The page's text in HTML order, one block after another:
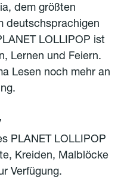
dem größten
deutschsprachigen
LOLLIPOP ist
Lernen und Feiern.
Lesen noch mehr an
PLANET LOLLIPOP
Kreiden, Malblöcke
Verfügung.